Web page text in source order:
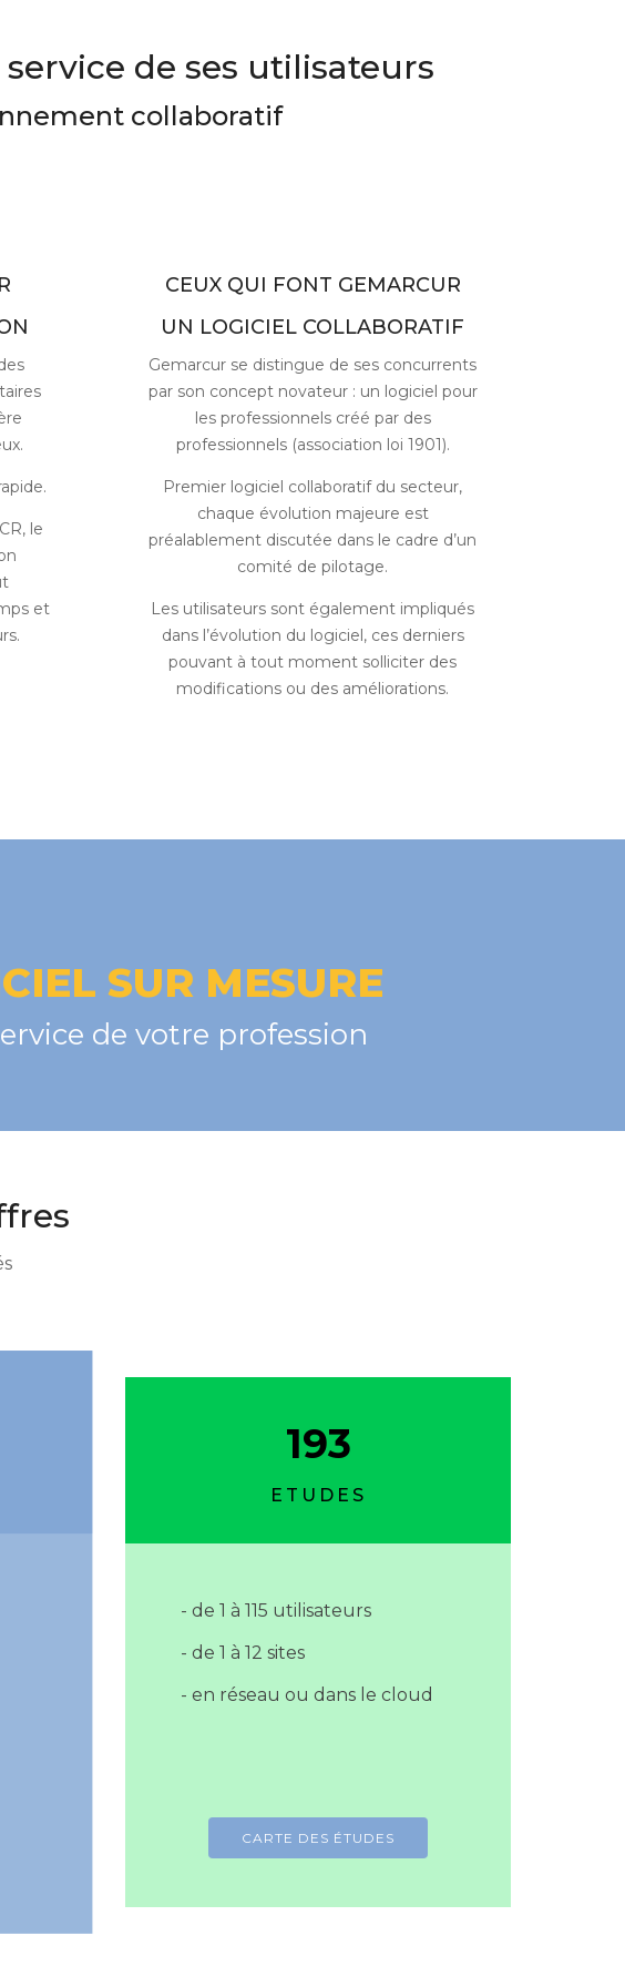
de ses utilisateurs
collaboratif
le
et
CEUX QUI FONT GEMARCUR
UN LOGICIEL COLLABORATIF
Gemarcur se distingue de ses concurrents
par son concept novateur : un logiciel pour
les professionnels créé par des
professionnels (association loi 1901).
Premier logiciel collaboratif du secteur,
chaque évolution majeure est
préalablement discutée dans le cadre d’un
comité de pilotage.
Les utilisateurs sont également impliqués
dans l’évolution du logiciel, ces derniers
pouvant à tout moment solliciter des
modifications ou des améliorations.
SUR MESURE
de votre profession
193
ETUDES
- de 1 à 115 utilisateurs
- de 1 à 12 sites
- en réseau ou dans le cloud
CARTE DES ÉTUDES